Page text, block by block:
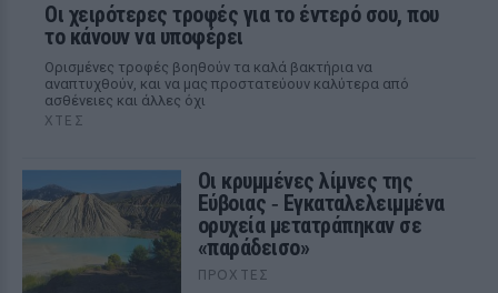
Οι χειρότερες τροφές για το έντερό σου, που
το κάνουν να υποφέρει
Ορισμένες τροφές βοηθούν τα καλά βακτήρια να
αναπτυχθούν, και να μας προστατεύουν καλύτερα από
ασθένειες και άλλες όχι
ΧΤΕΣ
Οι κρυμμένες λίμνες της
Εύβοιας ‑ Εγκαταλελειμμένα
ορυχεία μετατράπηκαν σε
«παράδεισο»
ΠΡΟΧΤΈΣ